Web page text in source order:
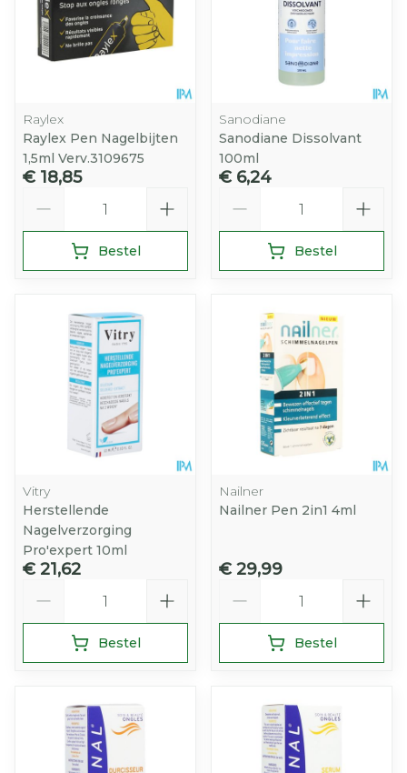
Raylex
Raylex Pen Nagelbijten
1,5ml Verv.3109675
€ 18,85
Bestel
Sanodiane
Sanodiane Dissolvant
100ml
€ 6,24
Bestel
Vitry
Herstellende
Nagelverzorging
Pro'expert 10ml
€ 21,62
Bestel
Nailner
Nailner Pen 2in1 4ml
€ 29,99
Bestel